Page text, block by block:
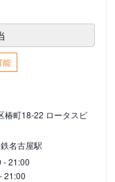
能
椿町18-22 ロータスビ
名古屋駅
- 21:00
21:00